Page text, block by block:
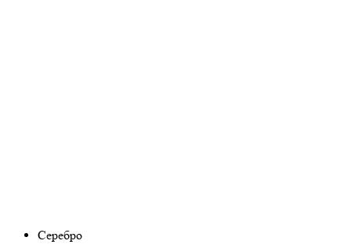
Серебро